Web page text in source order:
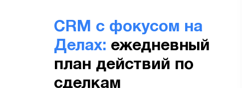
CRM с фокусом на
Делах: ежедневный
план действий по
сделкам